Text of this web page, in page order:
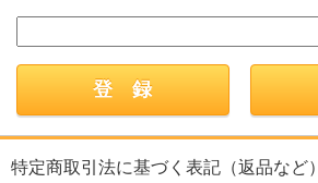
特定商取引法に基づく表記（返品など）